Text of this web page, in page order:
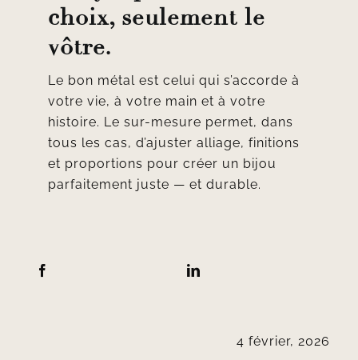
choix, seulement le
vôtre.
Le bon métal est celui qui s’accorde à
votre vie, à votre main et à votre
histoire. Le sur-mesure permet, dans
tous les cas, d’ajuster alliage, finitions
et proportions pour créer un bijou
parfaitement juste — et durable.
4 février, 2026